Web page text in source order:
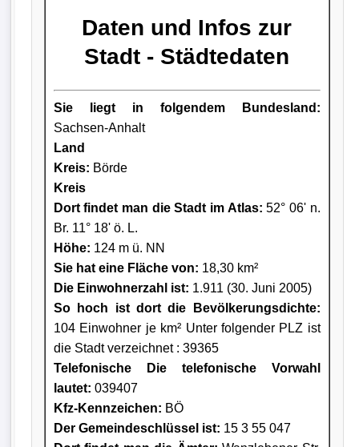
Daten und Infos zur
Stadt - Städtedaten
Sie liegt in folgendem Bundesland:
Sachsen-Anhalt
Land
Kreis: Börde
Kreis
Dort findet man die Stadt im Atlas: 52° 06' n.
Br. 11° 18' ö. L.
Höhe: 124 m ü. NN
Sie hat eine Fläche von: 18,30 km²
Die Einwohnerzahl ist: 1.911 (30. Juni 2005)
So hoch ist dort die Bevölkerungsdichte:
104 Einwohner je km² Unter folgender PLZ ist
die Stadt verzeichnet : 39365
Telefonische Die telefonische Vorwahl
lautet: 039407
Kfz-Kennzeichen: BÖ
Der Gemeindeschlüssel ist: 15 3 55 047